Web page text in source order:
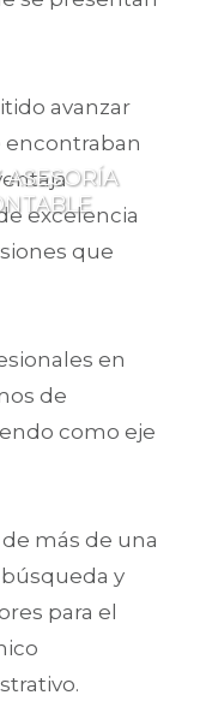
avanzar
encontraban
excelencia
que
en
de
como eje
más de una
y
para el